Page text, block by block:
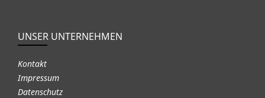
UNSER UNTERNEHMEN
Kontakt
Impressum
Datenschutz